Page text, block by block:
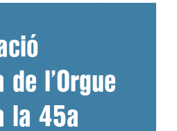
de l’Orgue
la 45a